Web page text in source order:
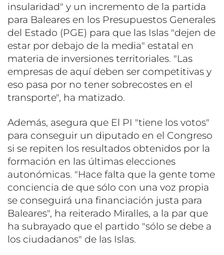
insularidad" y un incremento de la partida
para Baleares en los Presupuestos Generales
del Estado (PGE) para que las Islas "dejen de
estar por debajo de la media" estatal en
materia de inversiones territoriales. "Las
empresas de aquí deben ser competitivas y
eso pasa por no tener sobrecostes en el
transporte", ha matizado.
Además, asegura que El PI "tiene los votos"
para conseguir un diputado en el Congreso
si se repiten los resultados obtenidos por la
formación en las últimas elecciones
autonómicas. "Hace falta que la gente tome
conciencia de que sólo con una voz propia
se conseguirá una financiación justa para
Baleares", ha reiterado Miralles, a la par que
ha subrayado que el partido "sólo se debe a
los ciudadanos" de las Islas.